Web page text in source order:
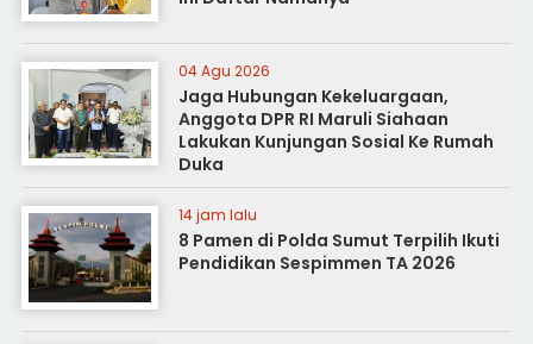
04 Agu 2026
Jaga Hubungan Kekeluargaan,
Anggota DPR RI Maruli Siahaan
Lakukan Kunjungan Sosial Ke Rumah
Duka
14 jam lalu
8 Pamen di Polda Sumut Terpilih Ikuti
Pendidikan Sespimmen TA 2026